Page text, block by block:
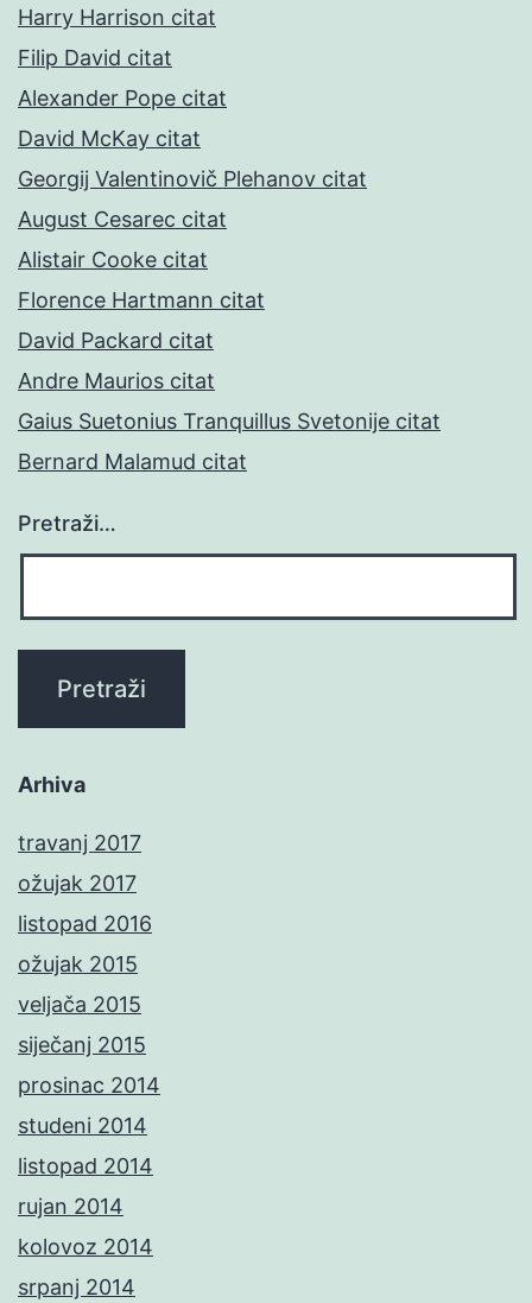
Harry Harrison citat
Filip David citat
Alexander Pope citat
David McKay citat
Georgij Valentinovič Plehanov citat
August Cesarec citat
Alistair Cooke citat
Florence Hartmann citat
David Packard citat
Andre Maurios citat
Gaius Suetonius Tranquillus Svetonije citat
Bernard Malamud citat
Pretraži…
Arhiva
travanj 2017
ožujak 2017
listopad 2016
ožujak 2015
veljača 2015
siječanj 2015
prosinac 2014
studeni 2014
listopad 2014
rujan 2014
kolovoz 2014
srpanj 2014